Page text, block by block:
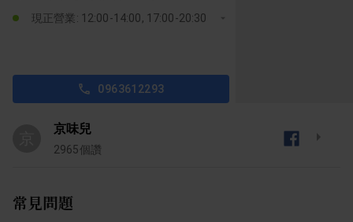
現正營業: 12:00-14:00, 17:00-20:30
0963612293
京味兒
2965個讚
常見問題